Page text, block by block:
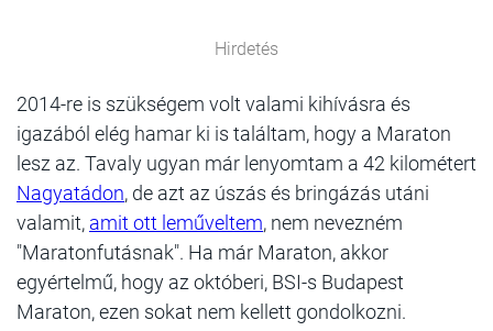
Hirdetés
2014-re is szükségem volt valami kihívásra és
igazából elég hamar ki is találtam, hogy a Maraton
lesz az. Tavaly ugyan már lenyomtam a 42 kilométert
Nagyatádon, de azt az úszás és bringázás utáni
valamit, amit ott leműveltem, nem nevezném
"Maratonfutásnak". Ha már Maraton, akkor
egyértelmű, hogy az októberi, BSI-s Budapest
Maraton, ezen sokat nem kellett gondolkozni.